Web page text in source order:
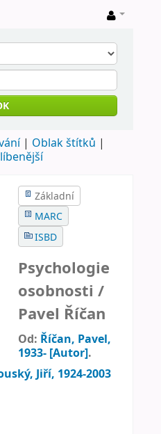
Oblak štítků
Základní
MARC
ISBD
Psychologie
osobnosti /
Pavel Říčan
Od: Říčan, Pavel,
1933- [Autor].
Jiří, 1924-2003